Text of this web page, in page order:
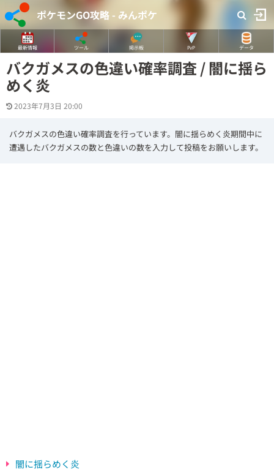
ポケモンGO攻略 - みんポケ
最新情報 ツール 掲示板 PvP データ
バクガメスの色違い確率調査 / 闇に揺ら
めく炎
2023年7月3日 20:00
バクガメスの色違い確率調査を行っています。闇に揺らめく炎期間中に
遭遇したバクガメスの数と色違いの数を入力して投稿をお願いします。
闇に揺らめく炎